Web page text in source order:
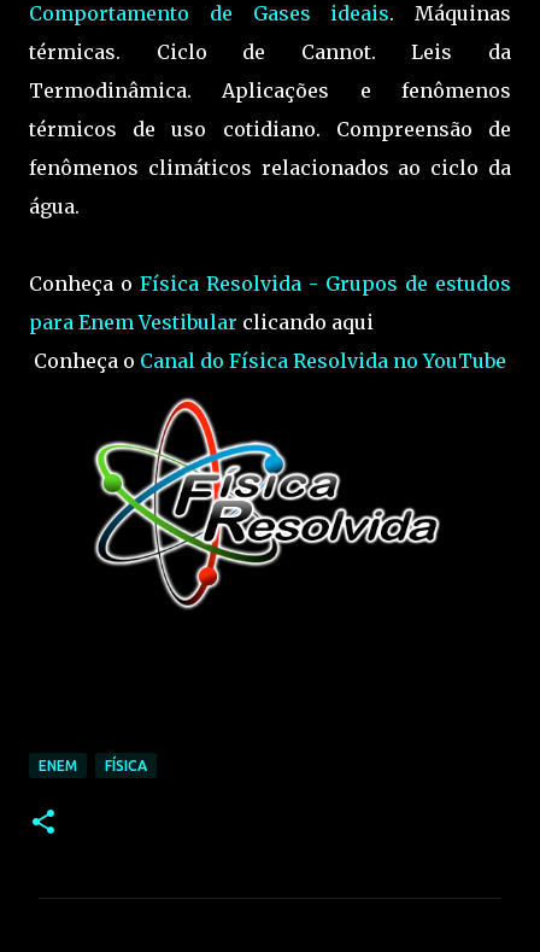
Comportamento de Gases ideais. Máquinas
térmicas. Ciclo de Cannot. Leis da
Termodinâmica. Aplicações e fenômenos
térmicos de uso cotidiano. Compreensão de
fenômenos climáticos relacionados ao ciclo da
água.
Conheça o Física Resolvida - Grupos de estudos
para Enem Vestibular clicando aqui
Conheça o Canal do Física Resolvida no YouTube
ENEM FÍSICA